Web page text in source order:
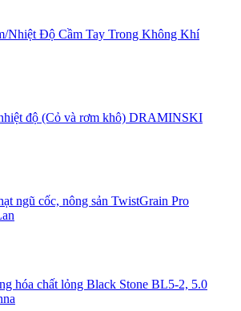
Độ Cầm Tay Trong Không Khí
độ (Cỏ và rơm khô) DRAMINSKI
ngũ cốc, nông sản TwistGrain Pro
hóa chất lỏng Black Stone BL5-2, 5.0